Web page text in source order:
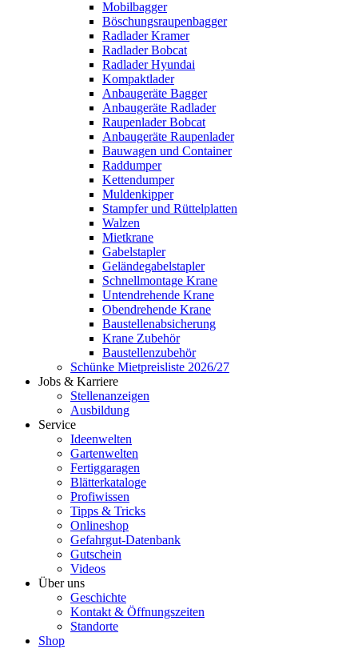
Mobilbagger
Böschungsraupenbagger
Radlader Kramer
Radlader Bobcat
Radlader Hyundai
Kompaktlader
Anbaugeräte Bagger
Anbaugeräte Radlader
Raupenlader Bobcat
Anbaugeräte Raupenlader
Bauwagen und Container
Raddumper
Kettendumper
Muldenkipper
Stampfer und Rüttelplatten
Walzen
Mietkrane
Gabelstapler
Geländegabelstapler
Schnellmontage Krane
Untendrehende Krane
Obendrehende Krane
Baustellenabsicherung
Krane Zubehör
Baustellenzubehör
Schünke Mietpreisliste 2026/27
Jobs & Karriere
Stellenanzeigen
Ausbildung
Service
Ideenwelten
Gartenwelten
Fertiggaragen
Blätterkataloge
Profiwissen
Tipps & Tricks
Onlineshop
Gefahrgut-Datenbank
Gutschein
Videos
Über uns
Geschichte
Kontakt & Öffnungszeiten
Standorte
Shop